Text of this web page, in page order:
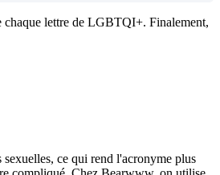
chaque lettre de LGBTQI+. Finalement,
ce qui rend l'acronyme plus